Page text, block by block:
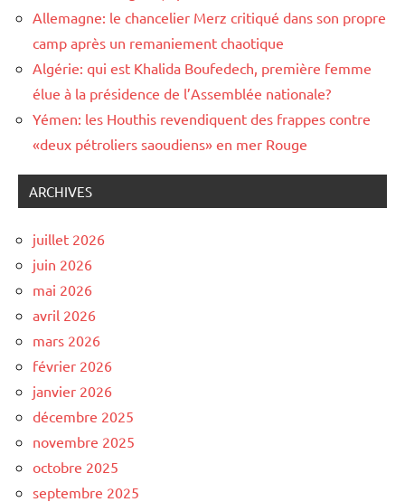
Allemagne: le chancelier Merz critiqué dans son propre
camp après un remaniement chaotique
Algérie: qui est Khalida Boufedech, première femme
élue à la présidence de l’Assemblée nationale?
Yémen: les Houthis revendiquent des frappes contre
«deux pétroliers saoudiens» en mer Rouge
ARCHIVES
juillet 2026
juin 2026
mai 2026
avril 2026
mars 2026
février 2026
janvier 2026
décembre 2025
novembre 2025
octobre 2025
septembre 2025